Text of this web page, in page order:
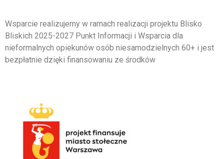
Wsparcie realizujemy w ramach realizacji projektu Blisko
Bliskich 2025-2027 Punkt Informacji i Wsparcia dla
nieformalnych opiekunów osób niesamodzielnych 60+ i jest
bezpłatnie dzięki finansowaniu ze środków